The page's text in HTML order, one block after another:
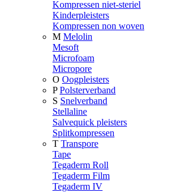
Kompressen niet-steriel
Kinderpleisters
Kompressen non woven
M Melolin
Mesoft
Microfoam
Micropore
O Oogpleisters
P Polsterverband
S Snelverband
Stellaline
Salvequick pleisters
Splitkompressen
T Transpore
Tape
Tegaderm Roll
Tegaderm Film
Tegaderm IV